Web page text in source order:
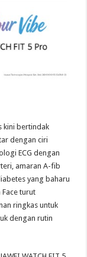
kini bertindak
dengan ciri
ECG dengan
amaran A-fib
yang baharu
turut
ringkas untuk
dengan rutin